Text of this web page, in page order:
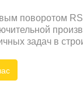
поворотом
задач в
на